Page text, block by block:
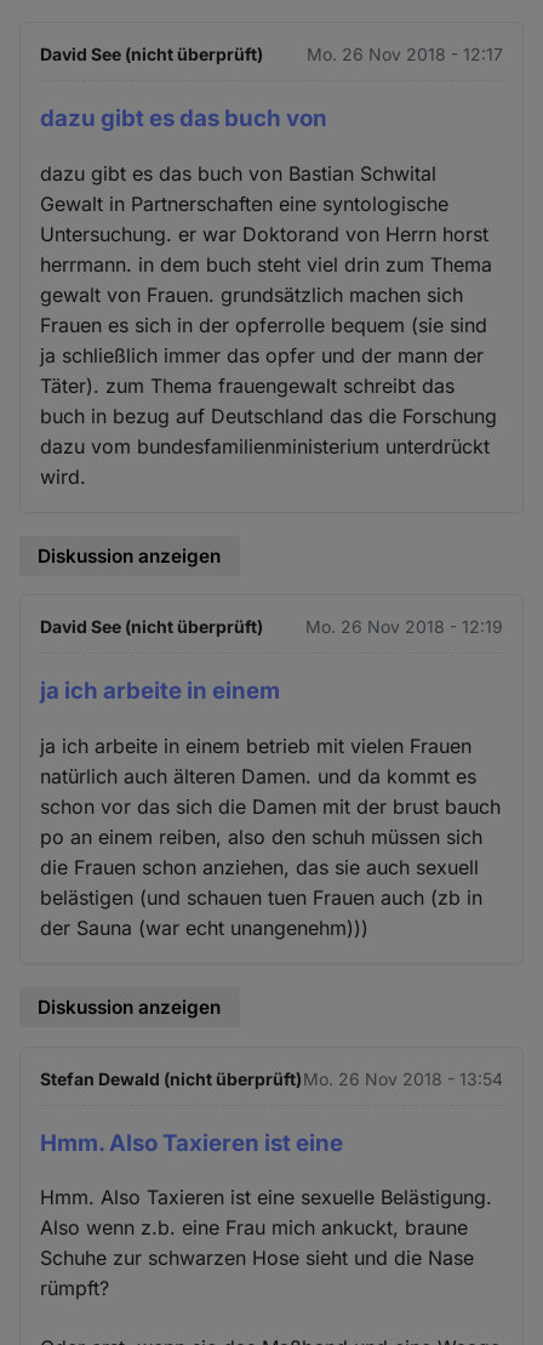
David See (nicht überprüft) Mo. 26 Nov 2018 - 12:17
dazu gibt es das buch von
dazu gibt es das buch von Bastian Schwital
Gewalt in Partnerschaften eine syntologische
Untersuchung. er war Doktorand von Herrn horst
herrmann. in dem buch steht viel drin zum Thema
gewalt von Frauen. grundsätzlich machen sich
Frauen es sich in der opferrolle bequem (sie sind
ja schließlich immer das opfer und der mann der
Täter). zum Thema frauengewalt schreibt das
buch in bezug auf Deutschland das die Forschung
dazu vom bundesfamilienministerium unterdrückt
wird.
Diskussion anzeigen
David See (nicht überprüft) Mo. 26 Nov 2018 - 12:19
ja ich arbeite in einem
ja ich arbeite in einem betrieb mit vielen Frauen
natürlich auch älteren Damen. und da kommt es
schon vor das sich die Damen mit der brust bauch
po an einem reiben, also den schuh müssen sich
die Frauen schon anziehen, das sie auch sexuell
belästigen (und schauen tuen Frauen auch (zb in
der Sauna (war echt unangenehm)))
Diskussion anzeigen
Stefan Dewald (nicht überprüft)Mo. 26 Nov 2018 - 13:54
Hmm. Also Taxieren ist eine
Hmm. Also Taxieren ist eine sexuelle Belästigung.
Also wenn z.b. eine Frau mich ankuckt, braune
Schuhe zur schwarzen Hose sieht und die Nase
rümpft?